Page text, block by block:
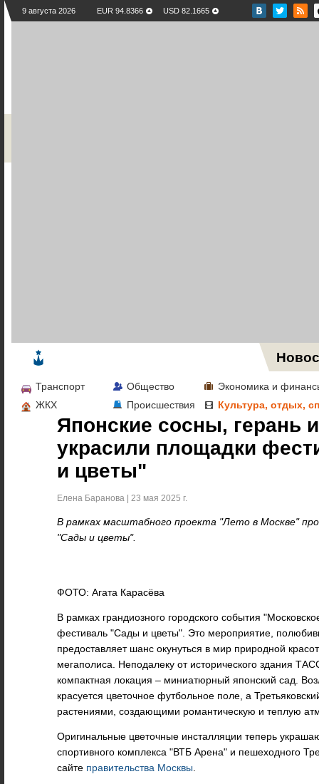
9 августа 2026 EUR 94.8366 USD 82.1665
Транспорт Общество
Экономика и
ЖКХ
Происшествия Культура, отдых,
Японские сосны, герань
украсили площадки
и цветы"
Елена Баранова | 23 мая 2025 г.
В рамках масштабного проекта "Лето в Москве"
"Сады и цветы".
ФОТО: Агата Карасёва
В рамках грандиозного городского события
фестиваль "Сады и цветы". Это мероприятие,
предоставляет шанс окунуться в мир природной
мегаполиса. Неподалеку от исторического здания
компактная локация – миниатюрный японский сад.
красуется цветочное футбольное поле, а
растениями, создающими романтическую и теплую
Оригинальные цветочные инсталляции теперь
спортивного комплекса "ВТБ Арена" и пешеходного
сайте правительства Москвы